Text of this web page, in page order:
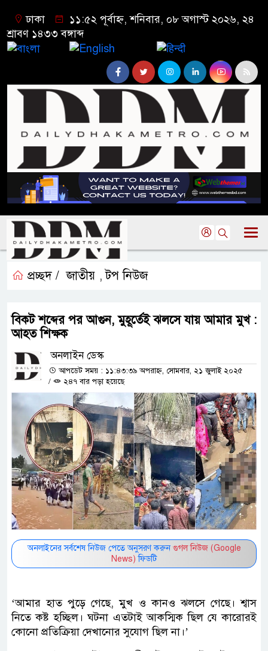
ঢাকা
১১:৫২ পূর্বাহ্ন, শনিবার, ০৮ অগাস্ট ২০২৬, ২৪
শ্রাবণ ১৪৩৩ বঙ্গাব্দ
প্রচ্ছদ / জাতীয় ,টপ নিউজ
বিকট শব্দের পর আগুন, মুহূর্তেই ঝলসে যায় আমার মুখ :
আহত শিক্ষক
অনলাইন ডেস্ক
আপডেট সময় : ১১:৪৩:৩৯ অপরাহ্ন, সোমবার, ২১ জুলাই ২০২৫
/
২৪৭ বার পড়া হয়েছে
অনলাইনের সর্বশেষ নিউজ পেতে অনুসরণ করুন গুগল নিউজ (Google
News) ফিডটি
‘আমার হাত পুড়ে গেছে, মুখ ও কানও ঝলসে গেছে। শ্বাস
নিতে কষ্ট হচ্ছিল। ঘটনা এতটাই আকস্মিক ছিল যে কারোরই
কোনো প্রতিক্রিয়া দেখানোর সুযোগ ছিল না।’